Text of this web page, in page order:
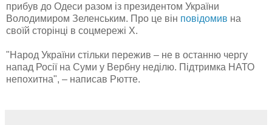
прибув до Одеси разом із президентом України
Володимиром Зеленським. Про це він повідомив на
своїй сторінці в соцмережі Х.
"Народ України стільки пережив – не в останню чергу
напад Росії на Суми у Вербну неділю. Підтримка НАТО
непохитна", – написав Рютте.